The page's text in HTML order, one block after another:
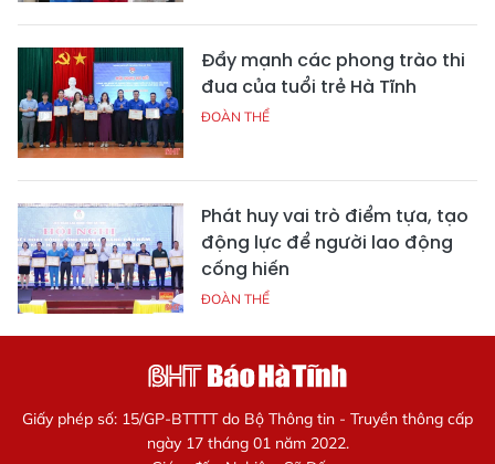
Đẩy mạnh các phong trào thi
đua của tuổi trẻ Hà Tĩnh
ĐOÀN THỂ
Phát huy vai trò điểm tựa, tạo
động lực để người lao động
cống hiến
ĐOÀN THỂ
Giấy phép số: 15/GP-BTTTT do Bộ Thông tin - Truyền thông cấp
ngày 17 tháng 01 năm 2022.